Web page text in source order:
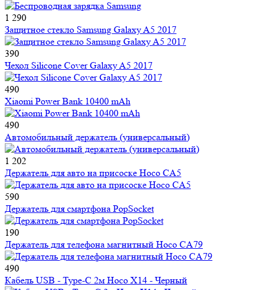
1 290
Защитное стекло Samsung Galaxy A5 2017
390
Чехол Silicone Cover Galaxy A5 2017
490
Xiaomi Power Bank 10400 mAh
490
Автомобильный держатель (универсальный)
1 202
Держатель для авто на присоске Hoco CA5
590
Держатель для смартфона PopSocket
190
Держатель для телефона магнитный Hoco CA79
490
Кабель USB - Type-C 2м Hoco X14 - Черный